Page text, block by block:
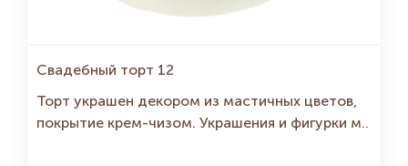
Свадебный торт 12
Торт украшен декором из мастичных цветов,
покрытие крем-чизом. Украшения и фигурки м..